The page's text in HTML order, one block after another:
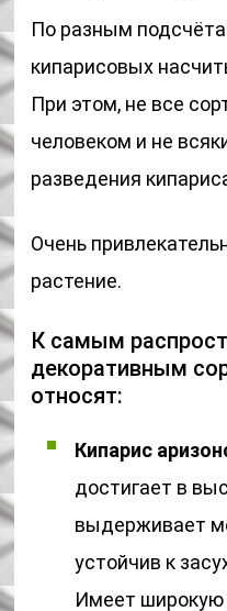
По разным
кипарисовых
При этом, не все
человеком и не
разведения
Очень
растение.
К самым
декоративным
относят:
Кипарис
достигает в
выдерживает
устойчив к
Имеет широкую